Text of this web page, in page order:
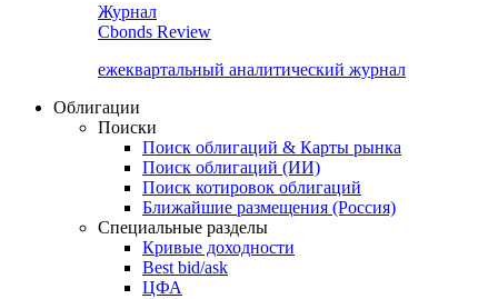
Журнал
Cbonds Review
ежеквартальный аналитический журнал
Облигации
Поиски
Поиск облигаций & Карты рынка
Поиск облигаций (ИИ)
Поиск котировок облигаций
Ближайшие размещения (Россия)
Специальные разделы
Кривые доходности
Best bid/ask
ЦФА